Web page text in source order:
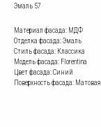
Эмаль 57
Материал фасада: МДФ
Отделка фасада: Эмаль
Стиль фасада: Классика
Модель фасада: Florentina
Цвет фасада: Синий
Поверхность фасада: Матовая